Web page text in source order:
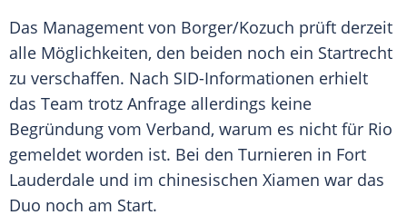
Das Management von Borger/Kozuch prüft derzeit
alle Möglichkeiten, den beiden noch ein Startrecht
zu verschaffen. Nach SID-Informationen erhielt
das Team trotz Anfrage allerdings keine
Begründung vom Verband, warum es nicht für Rio
gemeldet worden ist. Bei den Turnieren in Fort
Lauderdale und im chinesischen Xiamen war das
Duo noch am Start.